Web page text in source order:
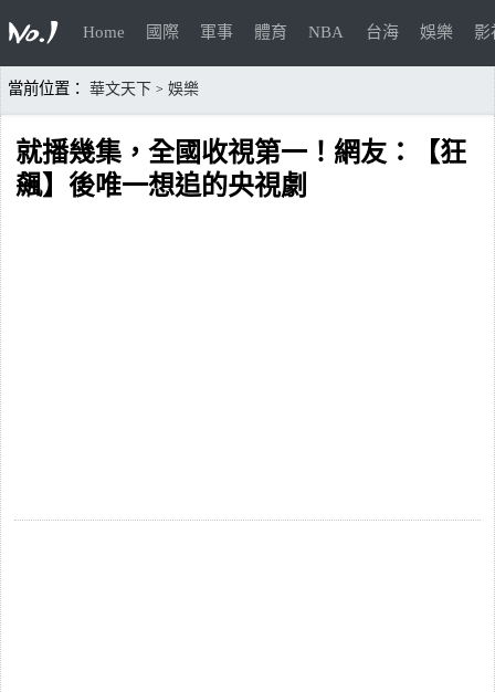
Home 國際 軍事 體育 NBA 台海 娛樂 影
當前位置： 華文天下 > 娛樂
就播幾集，全國收視第一！網友：【狂
飆】後唯一想追的央視劇